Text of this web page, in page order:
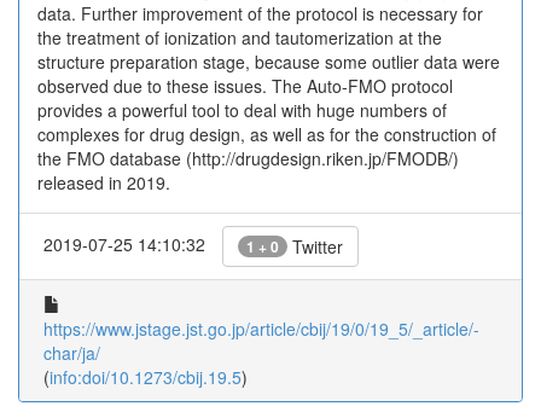
data. Further improvement of the protocol is necessary for
the treatment of ionization and tautomerization at the
structure preparation stage, because some outlier data were
observed due to these issues. The Auto-FMO protocol
provides a powerful tool to deal with huge numbers of
complexes for drug design, as well as for the construction of
the FMO database (http://drugdesign.riken.jp/FMODB/)
released in 2019.
2019-07-25 14:10:32 1 + 0 Twitter
https://www.jstage.jst.go.jp/article/cbij/19/0/19_5/_article/-
char/ja/
(info:doi/10.1273/cbij.19.5)